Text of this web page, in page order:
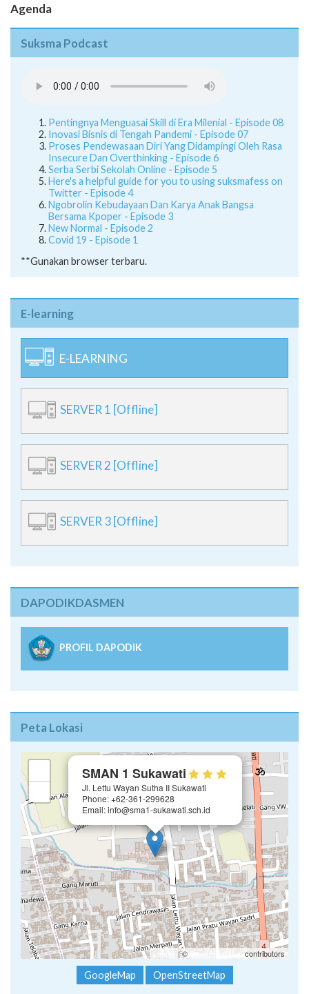
Agenda
Suksma Podcast
Pentingnya Menguasai Skill di Era Milenial - Episode 08
Inovasi Bisnis di Tengah Pandemi - Episode 07
Proses Pendewasaan Diri Yang Didampingi Oleh Rasa
Insecure Dan Overthinking - Episode 6
Serba Serbi Sekolah Online - Episode 5
Here's a helpful guide for you to using suksmafess on
Twitter - Episode 4
Ngobrolin Kebudayaan Dan Karya Anak Bangsa
Bersama Kpoper - Episode 3
New Normal - Episode 2
Covid 19 - Episode 1
**Gunakan browser terbaru.
E-learning
E-LEARNING
SERVER 1 [Offline]
SERVER 2 [Offline]
SERVER 3 [Offline]
DAPODIKDASMEN
PROFIL DAPODIK
Peta Lokasi
SMAN 1 Sukawati
Jl. Lettu Wayan Sutha II Sukawati
Phone: +62-361-299628
Email: info@sma1-sukawati.sch.id
Leaflet | ©OpenStreetMap contributors
GoogleMap OpenStreetMap